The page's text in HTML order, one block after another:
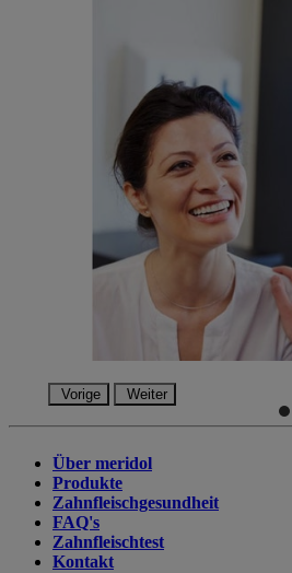
Vorige Weiter
Über meridol
Produkte
Zahnfleischgesundheit
FAQ's
Zahnfleischtest
Kontakt